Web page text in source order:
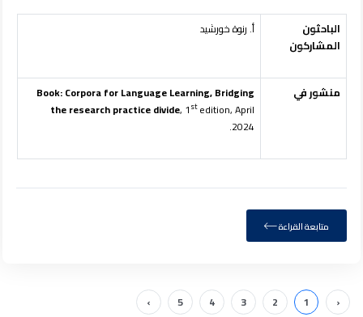
الباحثون
المشاركون
أ. رنوة خورشيد
منشور في
Book: Corpora for Language Learning, Bridging
the research practice divide, 1stedition, April
2024.
متابعة القراءة
‹
1
2
3
4
5
›